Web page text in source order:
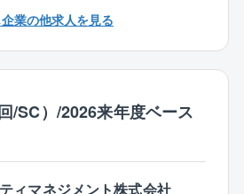
も多く在籍しており、現場経験
れている実績がございます。
導入しDX化を進めることで、残
行っています。（例：チャット
業の他求人を見る
/SC）/2026来年度ベース
ィマネジメント株式会社